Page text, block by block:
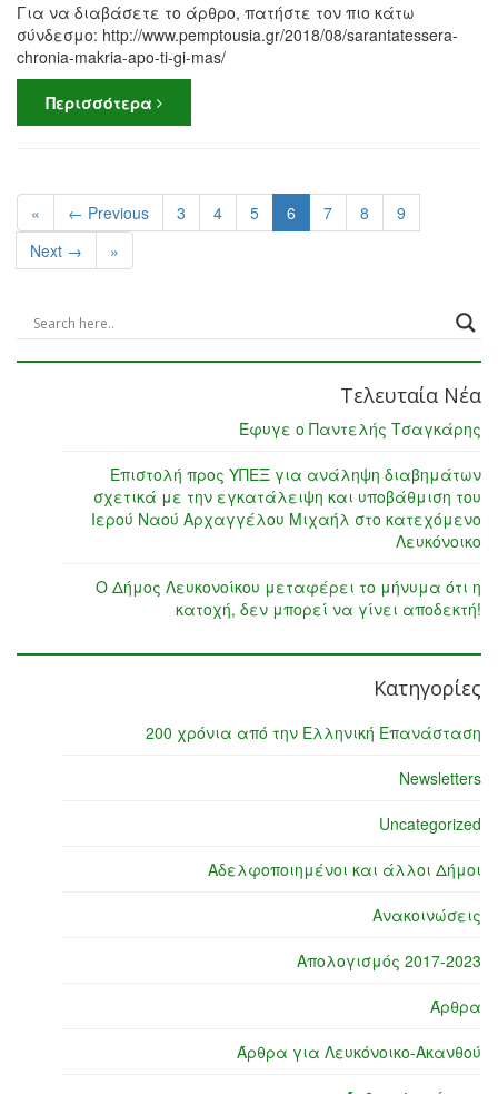
Για να διαβάσετε το άρθρο, πατήστε τον πιο κάτω
σύνδεσμο: http://www.pemptousia.gr/2018/08/sarantatessera-
chronia-makria-apo-ti-gi-mas/
Περισσότερα
« ← Previous 3 4 5 6 7 8
9
Next →
»
Τελευταία Νέα
Έφυγε ο Παντελής Τσαγκάρης
Επιστολή προς ΥΠΕΞ για ανάληψη διαβημάτων
σχετικά με την εγκατάλειψη και υποβάθμιση του
Ιερού Ναού Αρχαγγέλου Μιχαήλ στο κατεχόμενο
Λευκόνοικο
Ο Δήμος Λευκονοίκου μεταφέρει το μήνυμα ότι η
κατοχή, δεν μπορεί να γίνει αποδεκτή!
Κατηγορίες
200 χρόνια από την Ελληνική Επανάσταση
Newsletters
Uncategorized
Αδελφοποιημένοι και άλλοι Δήμοι
Ανακοινώσεις
Απολογισμός 2017-2023
Άρθρα
Άρθρα για Λευκόνοικο-Ακανθού